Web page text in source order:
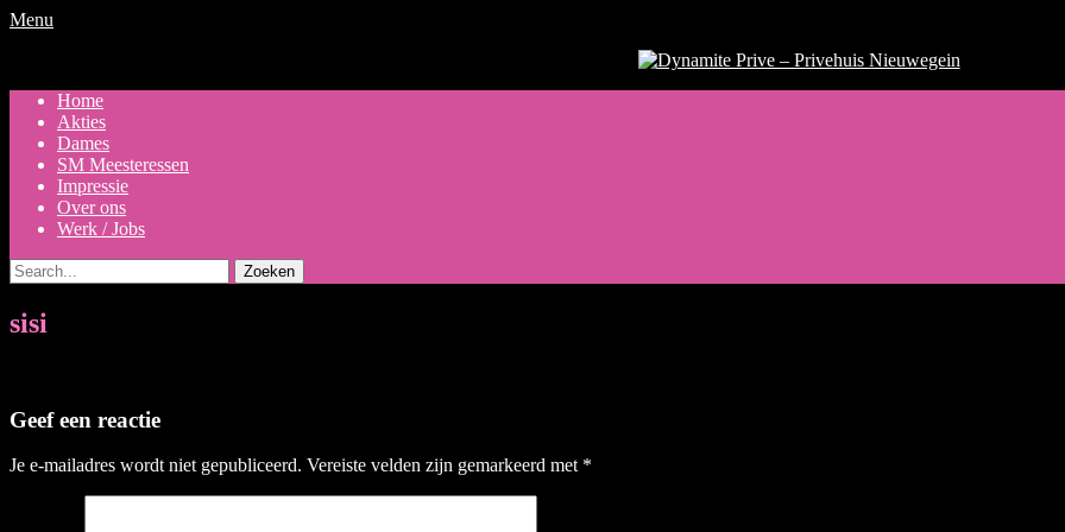
Menu
Dynamite Prive - Privehuis
Primair
menu
naar
inhoud
Home
Akties
Dames
SM Meesteressen
Impressie
Over ons
Werk / Jobs
Zoeken
naar:
sisi
Geef een reactie
Je e-mailadres wordt niet gepubliceerd. Vereiste velden zijn gemarkeerd met *